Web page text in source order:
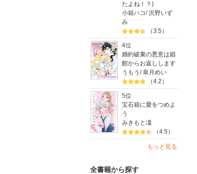
たよね！？)
小箱ハコ/沢野いず
み
（3.5）
4位
婚約破棄の悪意は娼
館からお返しします
うもう /皐月めい
（4.2）
5位
宝石箱に愛をつめよ
う
みきもと凜
（4.5）
もっと見る
全書籍から探す